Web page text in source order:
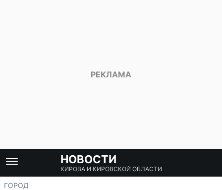
НОВОСТИ
КИРОВА И КИРОВСКОЙ ОБЛАСТИ
ГОРОД